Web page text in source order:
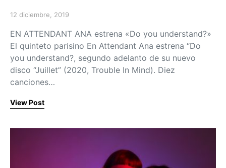
Posted on
12 diciembre, 2019
EN ATTENDANT ANA estrena «Do you understand?»
El quinteto parisino En Attendant Ana estrena “Do
you understand?, segundo adelanto de su nuevo
disco “Juillet” (2020, Trouble In Mind). Diez
canciones…
View Post